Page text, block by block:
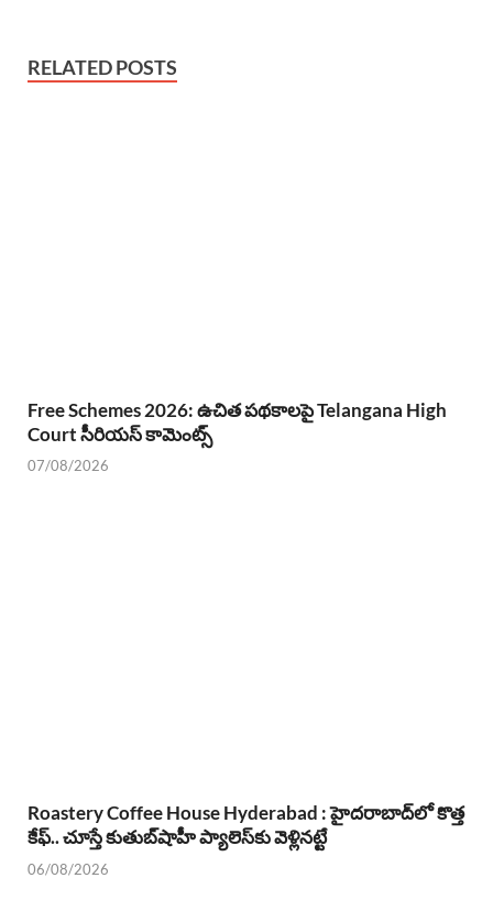
RELATED POSTS
Free Schemes 2026: ఉచిత పథకాలపై Telangana High
Court సీరియస్ కామెంట్స్
07/08/2026
Roastery Coffee House Hyderabad : హైదరాబాద్‌లో కొత్త
కేఫ్.. చూస్తే కుతుబ్‌షాహీ ప్యాలెస్‌కు వెళ్లినట్టే
06/08/2026